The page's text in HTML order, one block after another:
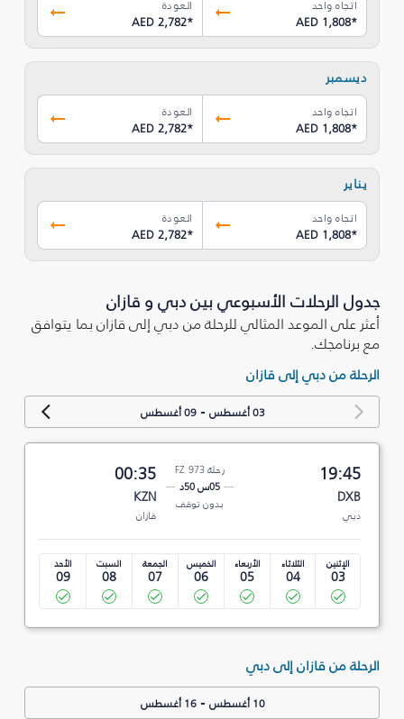
اتجاه واحد
AED 1,808*
العودة
AED 2,782*
ديسمبر
اتجاه واحد
AED 1,808*
العودة
AED 2,782*
يناير
اتجاه واحد
AED 1,808*
العودة
AED 2,782*
جدول الرحلات الأسبوعي بين دبي و قازان
أعثر على الموعد المثالي للرحلة من دبي إلى قازان بما يتوافق
مع برنامجك.
الرحلة من دبي إلى قازان
03 أغسطس -09 أغسطس
19:45
DXB
دبي
رحلة FZ 973
05س 50د
بدون توقف
00:35
KZN
قازان
الإثنين
03
الثلاثاء
04
الأربعاء
05
الخميس
06
الجمعة
07
السبت
08
الأحد
09
الرحلة من قازان إلى دبي
10 أغسطس -16 أغسطس